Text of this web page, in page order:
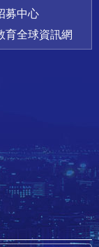
募中心
育全球資訊網